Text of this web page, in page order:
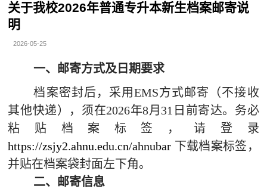
招生章程
历年分数
通知公告
招生政策
网上报名
查询中心
关于我校2026年普通专升本新生档案邮寄说
明
2026-05-25
一、
邮寄方式及日期要求
档案密封后，采用EMS方式邮寄（不接收
其他快递），须在2026年8月31日前寄达。务必
粘贴档案标签，请登录
https://zsjy2.ahnu.edu.cn/ahnubar 下载档案标签，
并贴在档案袋封面左下角。
二、
邮寄信息